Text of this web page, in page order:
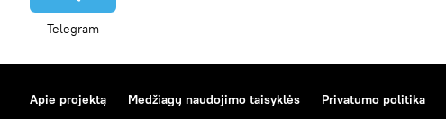
Telegram
Apie projektą Medžiagų naudojimo taisyklės Privatumo politika